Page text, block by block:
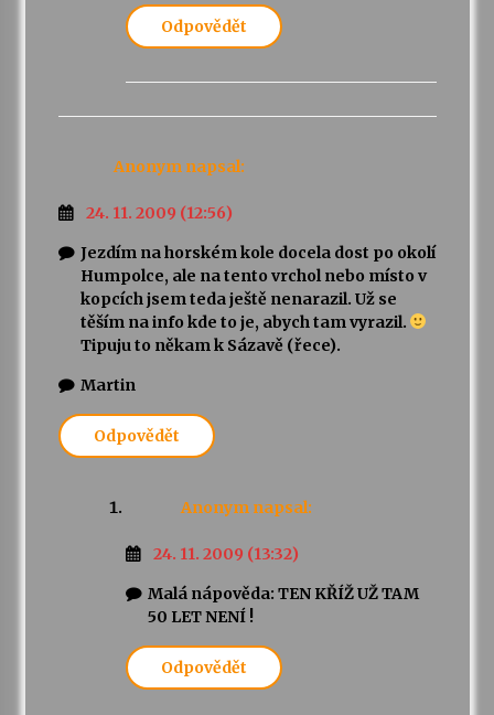
Odpovědět
Anonym napsal:
24. 11. 2009 (12:56)
Jezdím na horském kole docela dost po okolí
Humpolce, ale na tento vrchol nebo místo v
kopcích jsem teda ještě nenarazil. Už se
těším na info kde to je, abych tam vyrazil.
Tipuju to někam k Sázavě (řece).
Martin
Odpovědět
Anonym napsal:
24. 11. 2009 (13:32)
Malá nápověda: TEN KŘÍŽ UŽ TAM
50 LET NENÍ !
Odpovědět